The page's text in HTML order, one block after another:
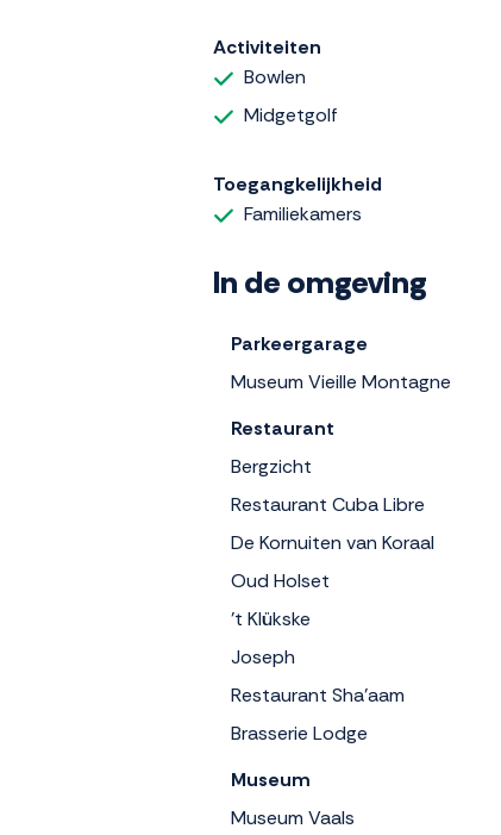
Activiteiten
Bowlen
Midgetgolf
Toegangkelijkheid
Familiekamers
In de omgeving
Parkeergarage
Museum Vieille Montagne
Restaurant
Bergzicht
Restaurant Cuba Libre
De Kornuiten van Koraal
Oud Holset
't Klükske
Joseph
Restaurant Sha’aam
Brasserie Lodge
Museum
Museum Vaals